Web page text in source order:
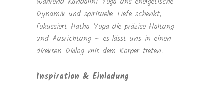
Dynamik und spirituelle Tiefe schenkt,
fokussiert Hatha Yoga die präzise Haltung
und Ausrichtung – es lässt uns in einen
direkten Dialog mit dem Körper treten.
Inspiration & Einladung